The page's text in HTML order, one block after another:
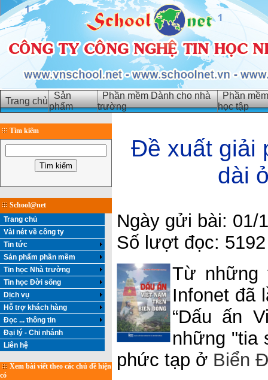
Trang chủ
Sản
phẩm
Phần mềm Dành cho nhà
trường
Phần
học tập
Tìm kiếm
School@net
Trang chủ
Vài nét về công ty
Tin tức
Sản phẩm phần mềm
Tin học Nhà trường
Tin học Đời sống
Dịch vụ
Hỗ trợ khách hàng
Đọc ... thông tin
Đại lý - Chi nhánh
Liên hệ
Xem bài viết theo các chủ đề hiện
có
Đề xuất giải
dài
Ngày gửi bài: 01/
Số lượt đọc: 5192
Từ những
Infonet đã
“Dấu ấn
những "tia
phức tạp ở Biển